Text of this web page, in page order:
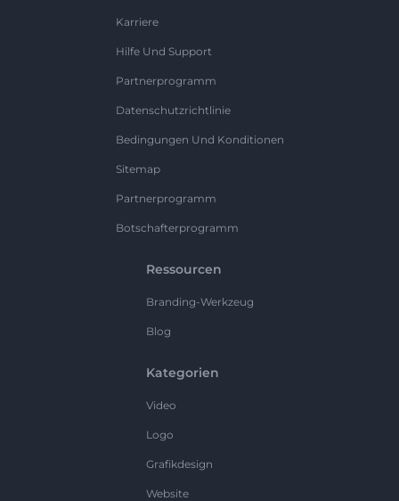
Karriere
Hilfe Und Support
Partnerprogramm
Datenschutzrichtlinie
Bedingungen Und Konditionen
Sitemap
Partnerprogramm
Botschafterprogramm
Ressourcen
Branding-Werkzeug
Blog
Kategorien
Video
Logo
Grafikdesign
Website